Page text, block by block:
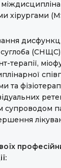
хірургами
(СНЩС)
терапії,
та
супроводом